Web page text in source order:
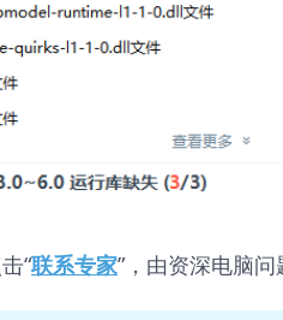
“联系专家”，由资深电脑问